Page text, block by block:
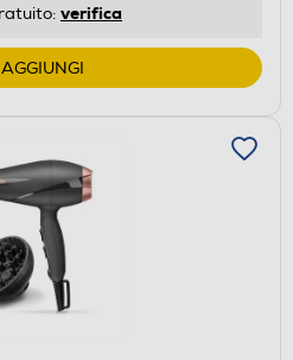
verifica
AGGIUNGI